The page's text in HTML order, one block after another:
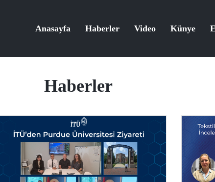
Anasayfa Haberler Video Künye
Haberler